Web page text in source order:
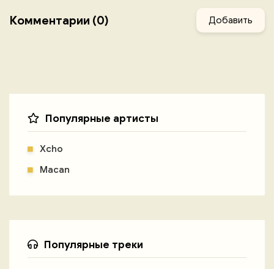
Комментарии (0) Добавить
Популярные артисты
Xcho
Macan
Популярные треки